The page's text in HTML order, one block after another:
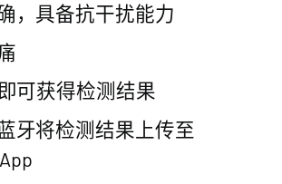
，具备抗干扰能力
可获得检测结果
牙将检测结果上传至